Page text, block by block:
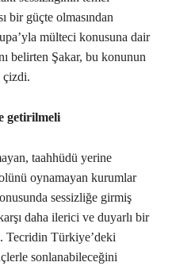
bir güçte olmasından
mülteci konusuna dair
belirten Şakar, bu konunun
çizdi.
getirilmeli
taahhüdü yerine
oynamayan kurumlar
sessizliğe girmiş
daha ilerici ve duyarlı bir
Tecridin Türkiye’deki
sonlanabileceğini